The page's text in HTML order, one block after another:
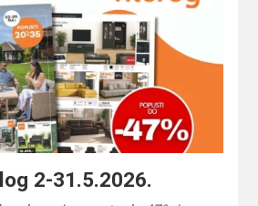
2-31.5.2026.